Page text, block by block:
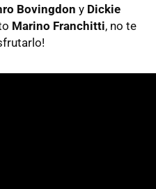
Bovingdon y Dickie
Marino Franchitti, no te